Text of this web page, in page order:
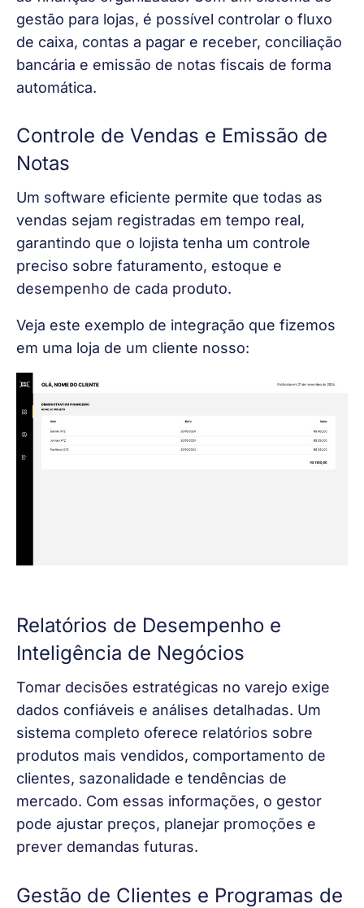
gestão para lojas, é possível controlar o fluxo
de caixa, contas a pagar e receber, conciliação
bancária e emissão de notas fiscais de forma
automática.
Controle de Vendas e Emissão de
Notas
Um software eficiente permite que todas as
vendas sejam registradas em tempo real,
garantindo que o lojista tenha um controle
preciso sobre faturamento, estoque e
desempenho de cada produto.
Veja este exemplo de integração que fizemos
em uma loja de um cliente nosso:
Relatórios de Desempenho e
Inteligência de Negócios
Tomar decisões estratégicas no varejo exige
dados confiáveis e análises detalhadas. Um
sistema completo oferece relatórios sobre
produtos mais vendidos, comportamento de
clientes, sazonalidade e tendências de
mercado. Com essas informações, o gestor
pode ajustar preços, planejar promoções e
prever demandas futuras.
Gestão de Clientes e Programas de